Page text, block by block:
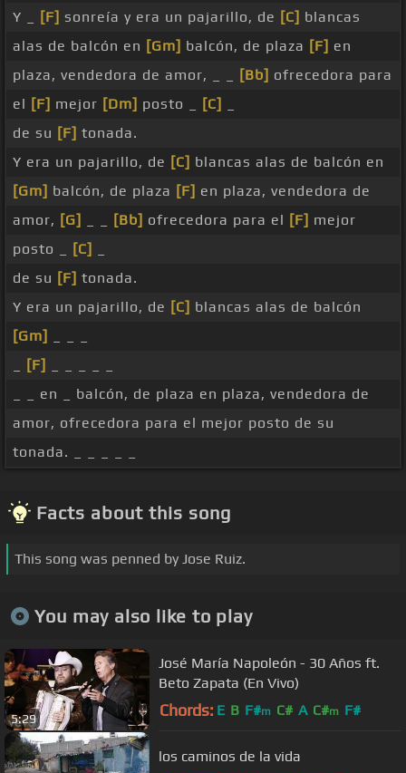
Y _ [F] sonreía y era un pajarillo, de [C] blancas
alas de balcón en [Gm] balcón, de plaza [F] en
plaza, vendedora de amor, _ _
[Bb] ofrecedora para
el [F] mejor [Dm] posto _ [C]
de su [F] tonada.
Y era un pajarillo, de [C] blancas alas de balcón en
[Gm] balcón, de plaza [F] en plaza, vendedora de
amor, [G] [Bb] ofrecedora para el [F] mejor
posto _
[C]
de su [F] tonada.
Y era un pajarillo, de [C] blancas alas de balcón
[Gm]
[F]
_ _ en _ balcón, de plaza en plaza, vendedora de
amor, ofrecedora para el mejor posto de su
tonada. _ _ _ _ _
Facts about this song
This song was penned by Jose Ruiz.
You may also like to play
5:29
José María Napoleón - 30 Años ft.
Beto Zapata (En Vivo)
Chords: E B F#m C# A C#m F#
los caminos de la vida